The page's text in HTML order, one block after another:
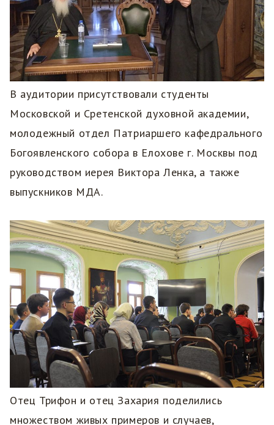
В аудитории присутствовали студенты
Московской и Сретенской духовной академии,
молодежный отдел Патриаршего кафедрального
Богоявленского собора в Елохове г. Москвы под
руководством иерея Виктора Ленка, а также
выпускников МДА.
Отец Трифон и отец Захария поделились
множеством живых примеров и случаев,